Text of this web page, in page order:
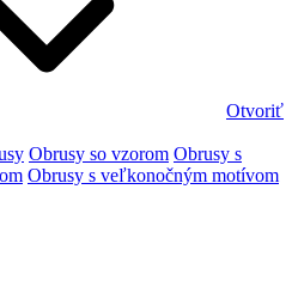
Otvoriť
Obrusy so vzorom Obrusy s
Obrusy s veľkonočným motívom